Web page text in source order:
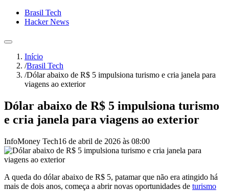
Brasil Tech
Hacker News
Início
/Brasil Tech
/Dólar abaixo de R$ 5 impulsiona turismo e cria janela para
viagens ao exterior
Dólar abaixo de R$ 5 impulsiona turismo
e cria janela para viagens ao exterior
InfoMoney Tech16 de abril de 2026 às 08:00
A queda do dólar abaixo de R$ 5, patamar que não era atingido há
mais de dois anos, começa a abrir novas oportunidades de turismo